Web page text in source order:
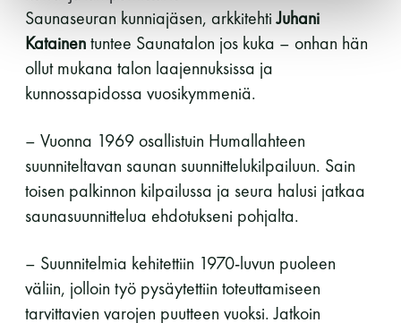
Saunaseuran kunniajäsen, arkkitehtiJuhani
Katainentuntee Saunatalon jos kuka – onhan hän
ollut mukana talon laajennuksissa ja
kunnossapidossa vuosikymmeniä.
– Vuonna 1969 osallistuin Humallahteen
suunniteltavan saunan suunnittelukilpailuun. Sain
toisen palkinnon kilpailussa ja seura halusi jatkaa
saunasuunnittelua ehdotukseni pohjalta.
– Suunnitelmia kehitettiin 1970-luvun puoleen
väliin, jolloin työ pysäytettiin toteuttamiseen
tarvittavien varojen puutteen vuoksi. Jatkoin